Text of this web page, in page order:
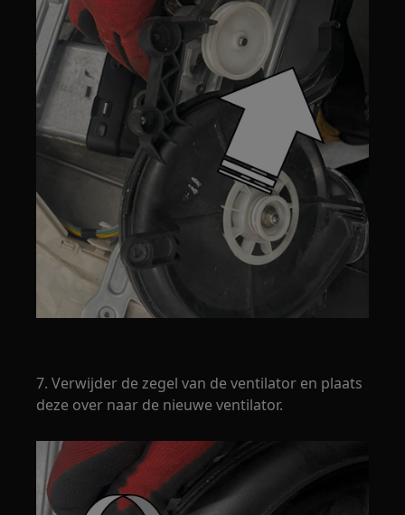
7. Verwijder de zegel van de ventilator en plaats
deze over naar de nieuwe ventilator.